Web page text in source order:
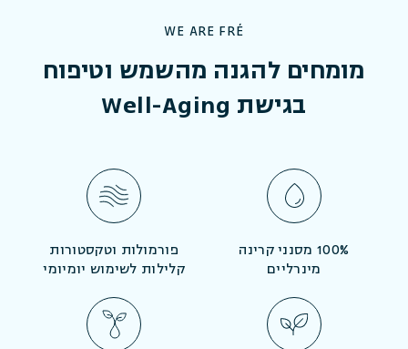
WE ARE FRÉ
מומחים להגנה מהשמש וטיפוח
בגישת Well-Aging
100% מסנני קרינה
מינרליים
פורמולות וטקסטורות
קלילות לשימוש יומיומי